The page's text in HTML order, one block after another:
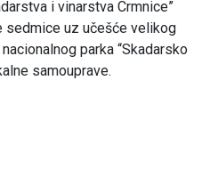
i vinarstva Crmnice”
sedmice uz učešće velikog
parka “Skadarsko
samouprave.